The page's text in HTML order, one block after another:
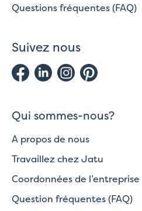
Questions fréquentes (FAQ)
Suivez nous
Qui sommes-nous?
A propos de nous
Travaillez chez Jatu
Coordonnées de l’entreprise
Question fréquentes (FAQ)